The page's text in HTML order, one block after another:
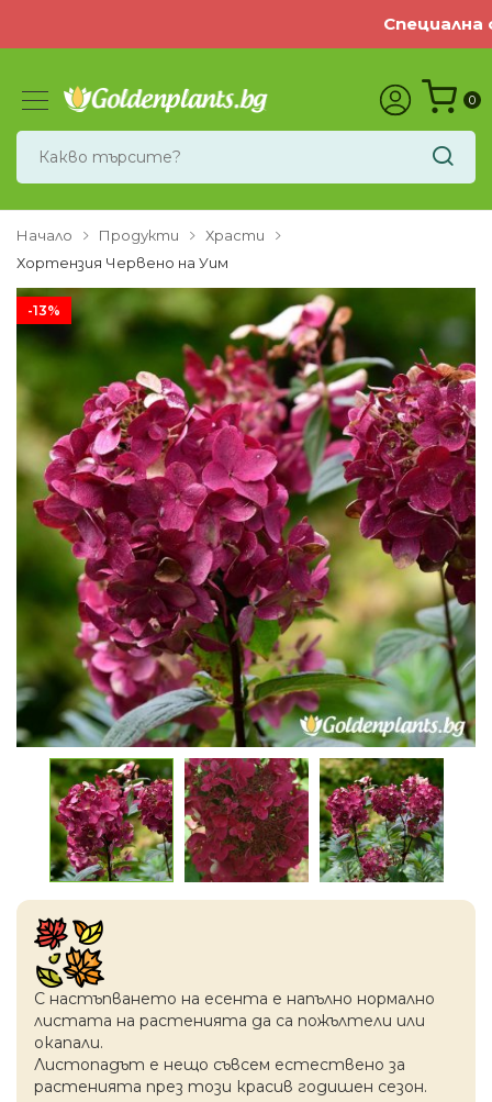
Специална
0
Начало Продукти
Храсти
Хортензия Червено на Уим
-13%
С настъпването на есентa е напълно нормално
листата на растенията да са пожълтели или
окапaли.
Листопадът е нещо съвсем естествено за
растенията през този красив годишен сезон.